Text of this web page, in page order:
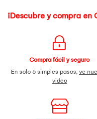
¡Descubre y compra en
Compra fácil y seguro
En solo 6 simples pasos, ve
video